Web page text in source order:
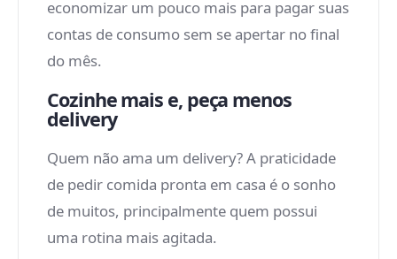
economizar um pouco mais para pagar suas
contas de consumo sem se apertar no final
do mês.
Cozinhe mais e, peça menos
delivery
Quem não ama um delivery? A praticidade
de pedir comida pronta em casa é o sonho
de muitos, principalmente quem possui
uma rotina mais agitada.